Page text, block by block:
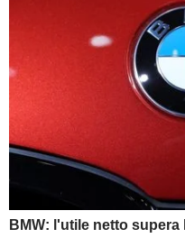
BMW: l'utile netto